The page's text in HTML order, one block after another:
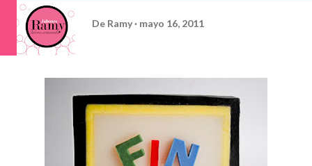
De Ramy mayo 16, 2011